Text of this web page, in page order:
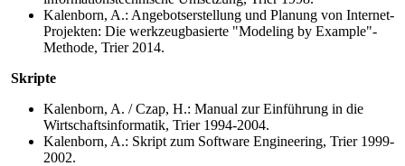
Kalenborn, A.: Angebotserstellung und Planung von Internet-
Projekten: Die werkzeugbasierte "Modeling by Example"-
Methode, Trier 2014.
Skripte
Kalenborn, A. / Czap, H.: Manual zur Einführung in die
Wirtschaftsinformatik, Trier 1994-2004.
Kalenborn, A.: Skript zum Software Engineering, Trier 1999-
2002.